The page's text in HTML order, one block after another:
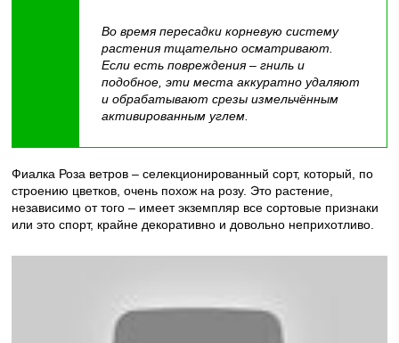
Во время пересадки корневую систему
растения тщательно осматривают.
Если есть повреждения – гниль и
подобное, эти места аккуратно удаляют
и обрабатывают срезы измельчённым
активированным углем.
Фиалка Роза ветров – селекционированный сорт, который, по
строению цветков, очень похож на розу. Это растение,
независимо от того – имеет экземпляр все сортовые признаки
или это спорт, крайне декоративно и довольно неприхотливо.